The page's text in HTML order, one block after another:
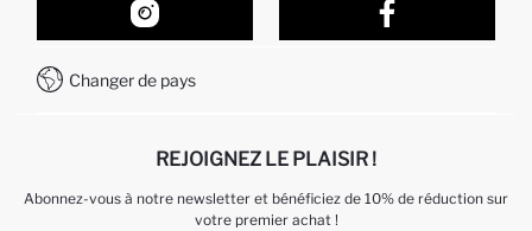
Comment acheter sur DeFacto ?
Comment payer sur DeFacto?
Formulaire de contact
Service Client +212 525 076 633
Changer de pays
REJOIGNEZ LE PLAISIR !
Abonnez-vous à notre newsletter et bénéficiez de 10% de réduction sur
votre premier achat !